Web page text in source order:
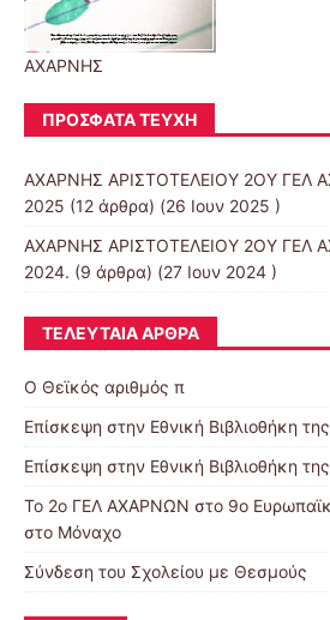
ΑΧΑΡΝΗΣ
ΠΡΌΣΦΑΤΑ ΤΕΎΧΗ
ΑΧΑΡΝΗΣ ΑΡΙΣΤΟΤΕΛΕΙΟΥ 2ΟΥ ΓΕΛ
2025 (12 άρθρα) (26 Ιουν 2025 )
ΑΧΑΡΝΗΣ ΑΡΙΣΤΟΤΕΛΕΙΟΥ 2ΟΥ ΓΕΛ
2024. (9 άρθρα) (27 Ιουν 2024 )
ΤΕΛΕΥΤΑΊΑ ΆΡΘΡΑ
Ο Θεϊκός αριθμός π
Επίσκεψη στην Εθνική Βιβλιοθήκη
Επίσκεψη στην Εθνική Βιβλιοθήκη
To 2ο ΓΕΛ ΑΧΑΡΝΩΝ στο 9ο
στο Μόναχο
Σύνδεση του Σχολείου με Θεσμούς